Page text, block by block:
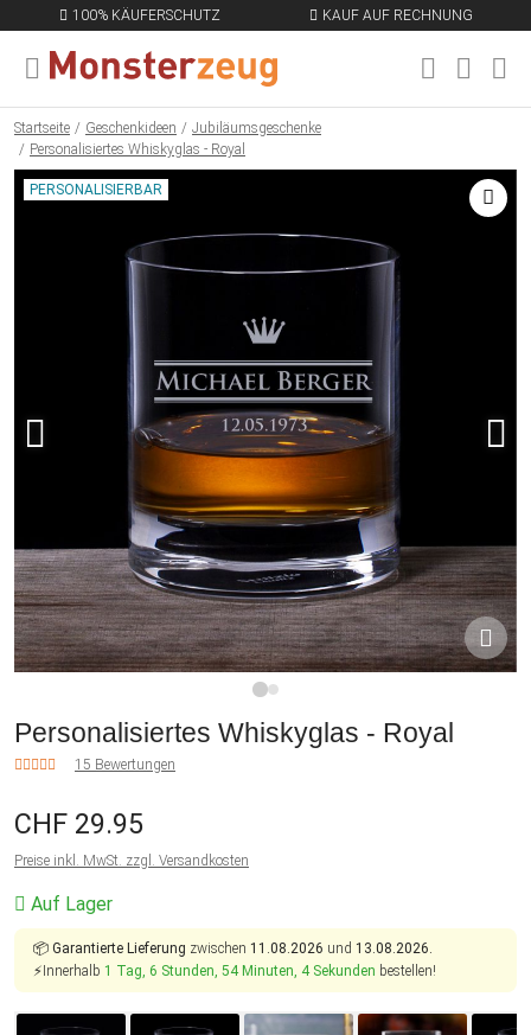
100% KÄUFERSCHUTZ KAUF AUF RECHNUNG
MENÜ SCHLIESSEN
Startseite Geschenkideen
Jubiläumsgeschenke
Personalisiertes Whiskyglas - Royal
PERSONALISIERBAR
Personalisiertes Whiskyglas - Royal
15 Bewertungen
CHF 29.95
Preise inkl. MwSt. zzgl. Versandkosten
Auf Lager
📦 Garantierte Lieferung zwischen 11.08.2026 und 13.08.2026.
⚡Innerhalb 1 Tag, 6 Stunden, 54 Minuten, 3 Sekunden bestellen!